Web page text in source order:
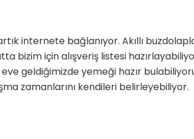
internete bağlanıyor. Akıllı
için alışveriş listesi hazırlayabiliyor.
geldiğimizde yemeği hazır
zamanlarını kendileri belirleyebiliyor.